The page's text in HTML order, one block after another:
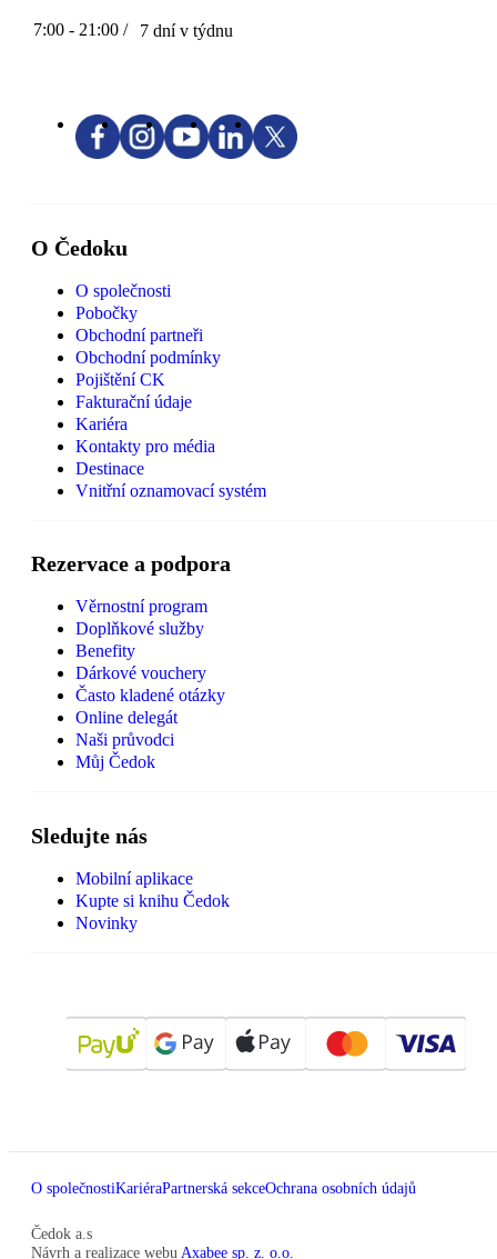
7:00 - 21:00 / 7 dní v týdnu
O Čedoku
O společnosti
Pobočky
Obchodní partneři
Obchodní podmínky
Pojištění CK
Fakturační údaje
Kariéra
Kontakty pro média
Destinace
Vnitřní oznamovací systém
Rezervace a podpora
Věrnostní program
Doplňkové služby
Benefity
Dárkové vouchery
Často kladené otázky
Online delegát
Naši průvodci
Můj Čedok
Sledujte nás
Mobilní aplikace
Kupte si knihu Čedok
Novinky
O společnostiKariéraPartnerská sekceOchrana osobních údajů
Čedok a.s
Návrh a realizace webu Axabee sp. z. o.o.